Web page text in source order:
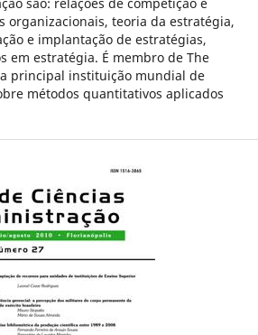
organizacionais, teoria da estratégia,
e implantação de estratégias,
em estratégia. É membro de The
a principal instituição mundial de
métodos quantitativos aplicados